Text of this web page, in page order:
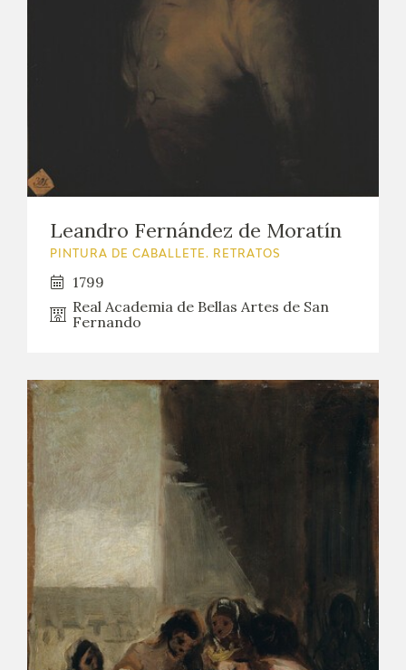
Leandro Fernández de Moratín
PINTURA DE CABALLETE. RETRATOS
1799
Real Academia de Bellas Artes de San
Fernando